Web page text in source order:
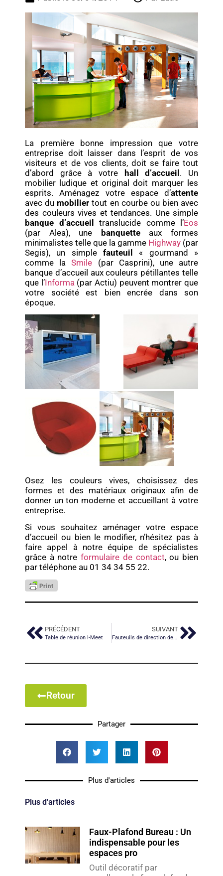
La première bonne impression que votre
entreprise doit laisser dans l’esprit de vos
visiteurs et de vos clients, doit se faire tout
d’abord grâce à votre hall d’accueil. Un
mobilier ludique et original doit marquer les
esprits. Aménagez votre espace d’attente
avec du mobilier tout en courbe ou bien avec
des couleurs vives et tendances. Une simple
banque d’accueil translucide comme l’Eos
(par Alea), une banquetteaux formes
minimalistes telle que la gamme Highway (par
Segis), un simple fauteuil « gourmand »
comme laSmile (par Casprini), une autre
banque d’accueil aux couleurs pétillantes telle
que l’Informa (par Actiu) peuvent montrer que
votre société est bien encrée dans son
époque.
Osez les couleurs vives, choisissez des
formes et des matériaux originaux afin de
donner un ton moderne et accueillant à votre
entreprise.
Si vous souhaitez aménager votre espace
d’accueil ou bien le modifier, n’hésitez pas à
faire appel à notre équipe de spécialistes
grâce à notreformulaire de contact, ou bien
par téléphone au 01 34 34 55 22.
PRÉCÉDENT
Table de réunion I-Meet
SUIVANT
Fauteuils de direction design
Retour
Partager
Plus d'articles
Plus d'articles
Faux-Plafond Bureau : Un
indispensable pour les
espaces pro
Outil décoratif par